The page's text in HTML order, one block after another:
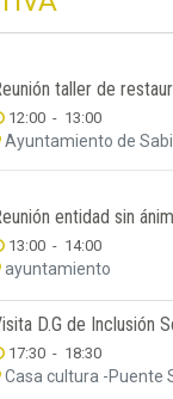
taller de
12:00 - 13:00
Ayuntamiento de
entidad sin
13:00 - 14:00
ayuntamiento
D.G de Inclusión
17:30 - 18:30
Casa cultura -Puente